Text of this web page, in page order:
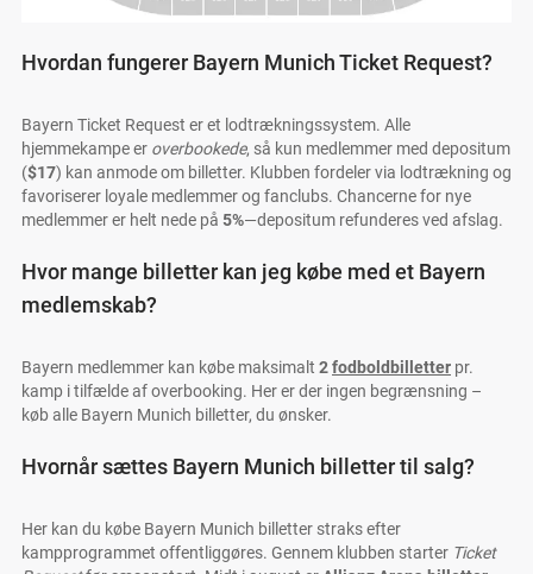
Hvordan fungerer Bayern Munich Ticket Request?
Bayern Ticket Request er et lodtrækningssystem. Alle
hjemmekampe er overbookede, så kun medlemmer med depositum
($17) kan anmode om billetter. Klubben fordeler via lodtrækning og
favoriserer loyale medlemmer og fanclubs. Chancerne for nye
medlemmer er helt nede på 5%—depositum refunderes ved afslag.
Hvor mange billetter kan jeg købe med et Bayern
medlemskab?
Bayern medlemmer kan købe maksimalt 2fodboldbilletter pr.
kamp i tilfælde af overbooking. Her er der ingen begrænsning –
køb alle Bayern Munich billetter, du ønsker.
Hvornår sættes Bayern Munich billetter til salg?
Her kan du købe Bayern Munich billetter straks efter
kampprogrammet offentliggøres. Gennem klubben starter Ticket